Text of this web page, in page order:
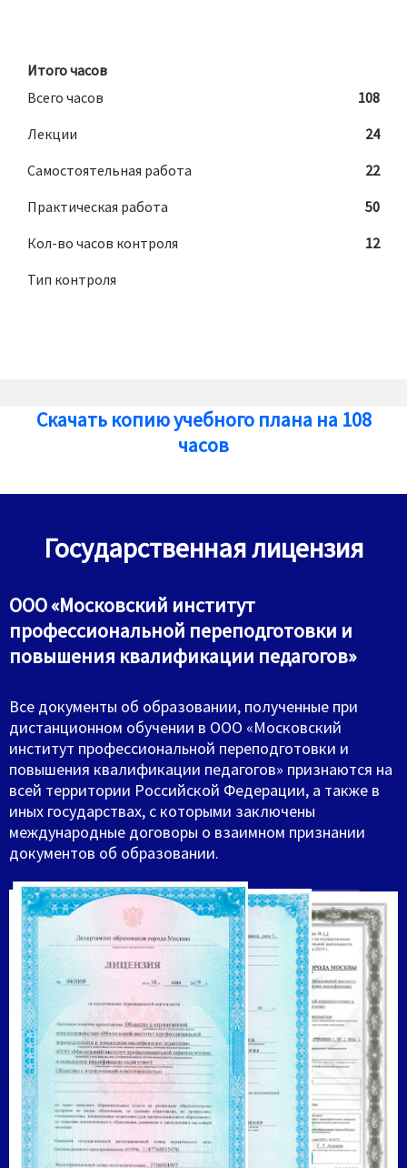
Итого часов
Всего часов
108
Лекции
24
Самостоятельная работа
22
Практическая работа
50
Кол-во часов контроля
12
Тип контроля
Скачать копию учебного плана на 108
часов
Государственная лицензия
ООО «Московский институт
профессиональной переподготовки и
повышения квалификации педагогов»
Все документы об образовании, полученные при
дистанционном обучении в ООО «Московский
институт профессиональной переподготовки и
повышения квалификации педагогов» признаются на
всей территории Российской Федерации, а также в
иных государствах, с которыми заключены
международные договоры о взаимном признании
документов об образовании.